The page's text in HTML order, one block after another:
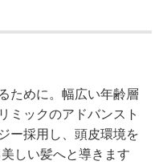
ために。幅広い年齢層
ミックのアドバンスト
ー採用し、頭皮環境を
しい髪へと導きます